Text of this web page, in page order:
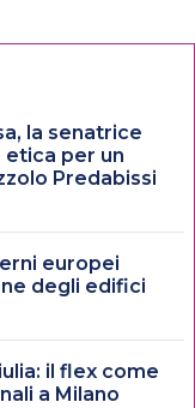
la senatrice
etica per un
Predabissi
europei
degli edifici
il flex come
a Milano